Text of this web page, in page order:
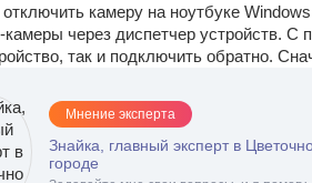
отключить камеру на ноутбуке
камеры через диспетчер устройств.
так и подключить обратно.
Мнение эксперта
Знайка, главный эксперт в
городе